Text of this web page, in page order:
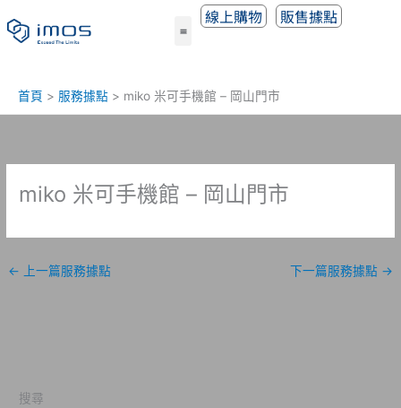
至
線上購物 販售據點
首頁 服務據點 miko 米可手機館 – 岡山門市
miko 米可手機館 – 岡山門市
← 上一篇服務據點 下一篇服務據點 →
搜尋